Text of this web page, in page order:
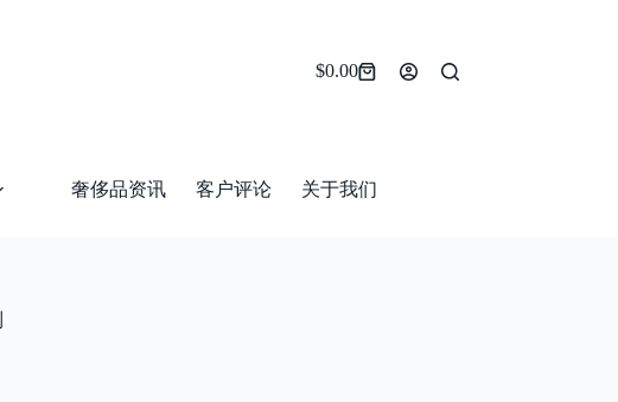
Shopping
$0.00
奢侈品资讯 客户评论 关于我们